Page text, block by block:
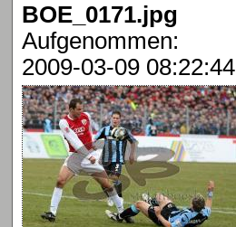
BOE_0171.jpg
Aufgenommen:
2009-03-09 08:22:44